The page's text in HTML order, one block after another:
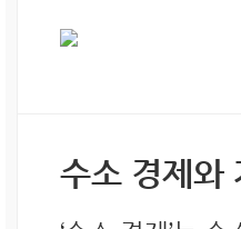
수소 경제와